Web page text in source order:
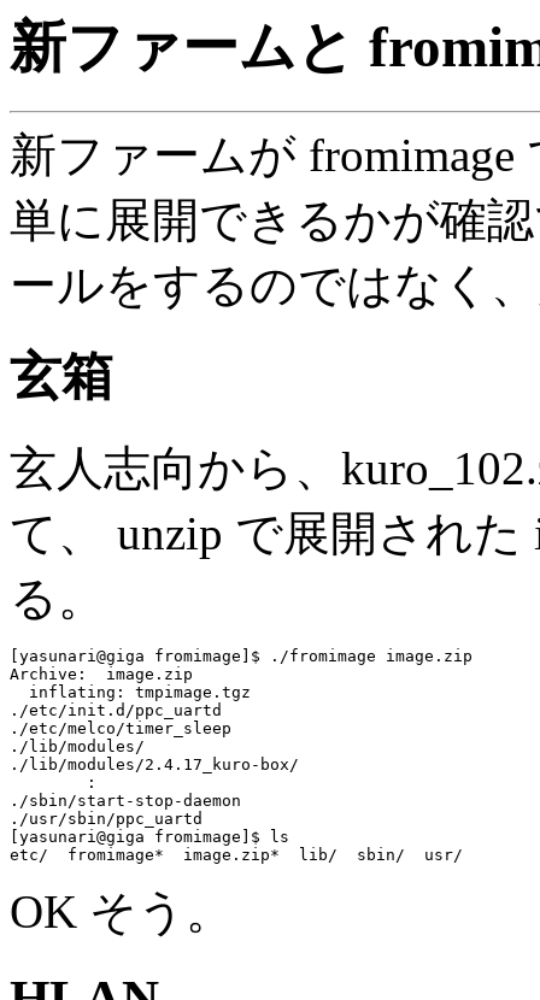
新ファームと
新ファームが
単に展開できるかが確
ールをするのではなく
玄箱
玄人志向から、
て、 unzip で展開された
る。
[yasunari@giga fromimage]$ ./fromimage image.zip
Archive:  image.zip
  inflating: tmpimage.tgz
./etc/init.d/ppc_uartd
./etc/melco/timer_sleep
./lib/modules/
./lib/modules/2.4.17_kuro-box/
./sbin/start-stop-daemon
./usr/sbin/ppc_uartd
[yasunari@giga fromimage]$ ls
OK そう。